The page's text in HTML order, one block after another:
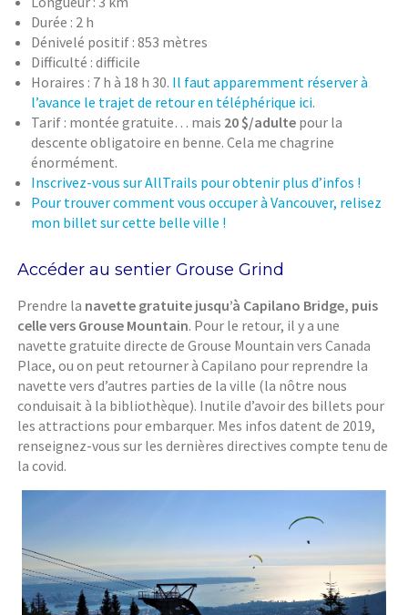
Durée : 2 h
Dénivelé positif : 853 mètres
Difficulté : difficile
Horaires : 7 h à 18 h 30. Il faut apparemment réserver à
l’avance le trajet de retour en téléphérique ici.
Tarif : montée gratuite… mais 20 $/adulte pour la
descente obligatoire en benne. Cela me chagrine
énormément.
Inscrivez-vous sur AllTrails pour obtenir plus d’infos !
Pour trouver comment vous occuper à Vancouver, relisez
mon billet sur cette belle ville !
Accéder au sentier Grouse Grind
Prendre la navette gratuite jusqu’à Capilano Bridge, puis
celle vers Grouse Mountain. Pour le retour, il y a une
navette gratuite directe de Grouse Mountain vers Canada
Place, ou on peut retourner à Capilano pour reprendre la
navette vers d’autres parties de la ville (la nôtre nous
conduisait à la bibliothèque). Inutile d’avoir des billets pour
les attractions pour embarquer. Mes infos datent de 2019,
renseignez-vous sur les dernières directives compte tenu de
la covid.